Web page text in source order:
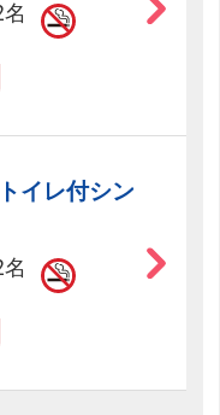
イレ付シン